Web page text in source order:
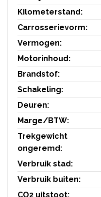
Kilometerstand:
Carrosserievorm:
Vermogen:
Motorinhoud:
Brandstof:
Schakeling:
Deuren:
Marge/BTW:
Trekgewicht
ongeremd:
Verbruik stad:
Verbruik buiten:
CO2 uitstoot: